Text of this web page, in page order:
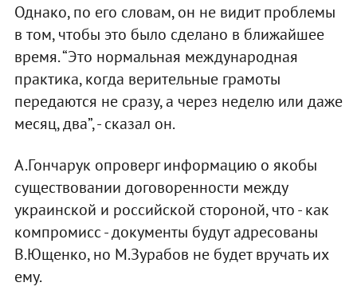
Однако, по его словам, он не видит проблемы
в том, чтобы это было сделано в ближайшее
время. “Это нормальная международная
практика, когда верительные грамоты
передаются не сразу, а через неделю или даже
месяц, два”, - сказал он.
А.Гончарук опроверг информацию о якобы
существовании договоренности между
украинской и российской стороной, что - как
компромисс - документы будут адресованы
В.Ющенко, но М.Зурабов не будет вручать их
ему.